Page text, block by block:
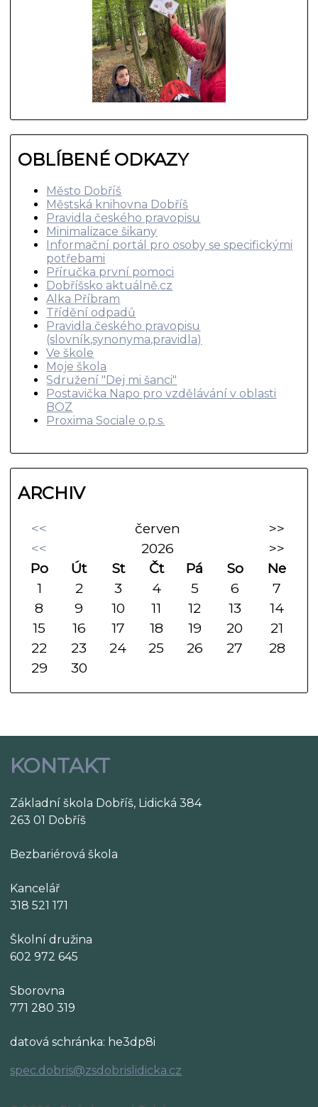
OBLÍBENÉ ODKAZY
Město Dobříš
Městská knihovna Dobříš
Pravidla českého pravopisu
Minimalizace šikany
Informační portál pro osoby se specifickými
potřebami
Příručka první pomoci
Dobříšsko aktuálně.cz
Alka Příbram
Třídění odpadů
Pravidla českého pravopisu
(slovník,synonyma,pravidla)
Ve škole
Moje škola
Sdružení "Dej mi šanci"
Postavička Napo pro vzdělávání v oblasti
BOZ
Proxima Sociale o.p.s.
ARCHIV
<< červen
>>
<<
2026
>>
Po
Út St Čt Pá So
Ne
1
2 3 4 5 6
7
8
9 10 11 12 13
14
15
16 17 18 19 20
21
22
23 24 25 26 27
28
29
30
KONTAKT
Základní škola Dobříš, Lidická 384
263 01 Dobříš
Bezbariérová škola
Kancelář
318 521 171
Školní družina
602 972 645
Sborovna
771 280 319
datová schránka: he3dp8i
spec.dobris@zsdobrislidicka.cz